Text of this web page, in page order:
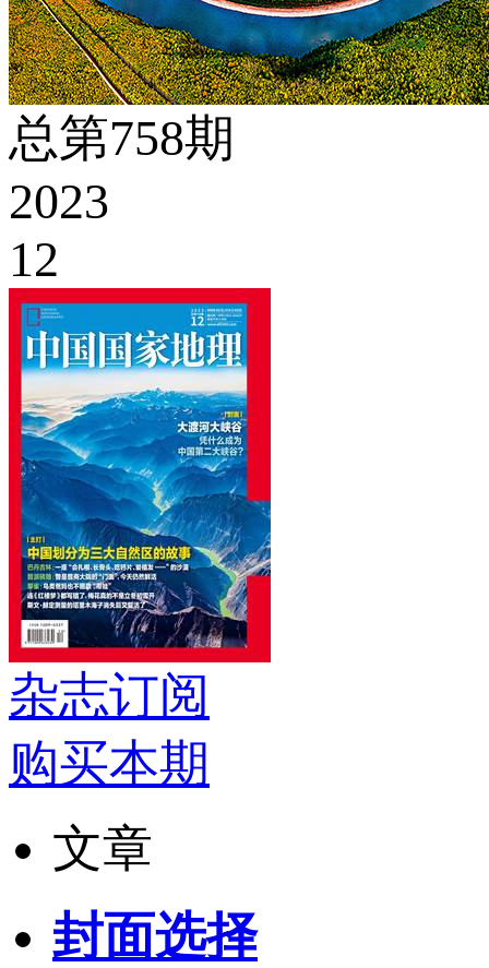
总第758期
2023
12
杂志订阅
购买本期
文章
封面选择